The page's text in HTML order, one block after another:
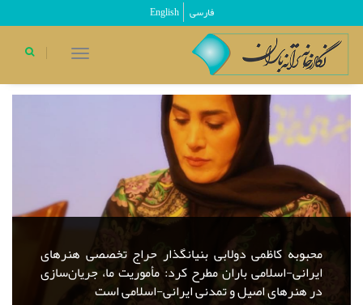
فارسی English
toggle اخبار
محبوبه کاظمی دولابی بنیانگذار حراج تخصصی هنرهای
ایرانی-اسلامی باران مطرح کرد: مأموریت ما، جریان‌سازی
در هنرهای اصیل و تمدنی ایرانی-اسلامی است